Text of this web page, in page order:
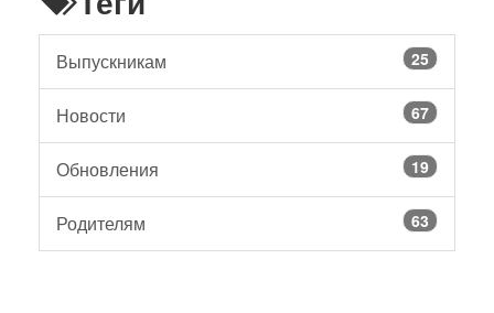
Выпускникам 25
Новости 67
Обновления 19
Родителям 63